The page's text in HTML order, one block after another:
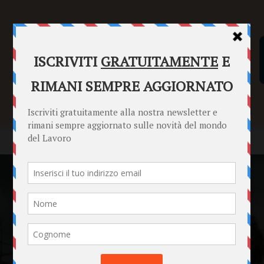
SENTENZE FORMULARI PUNTO INFORMAZIONI
Home News